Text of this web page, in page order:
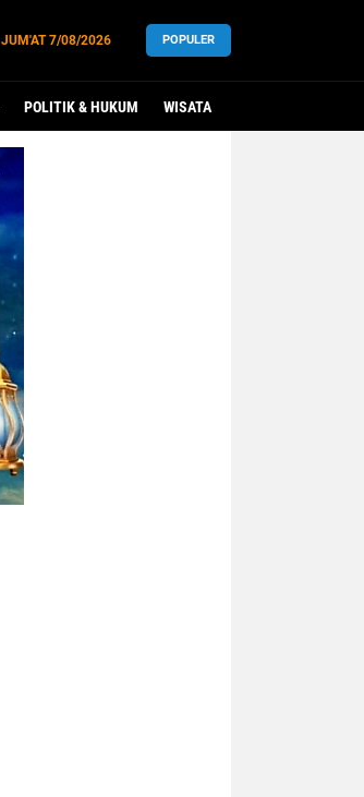
JUM'AT7/08/2026 POPULER
POLITIK & HUKUM WISATA